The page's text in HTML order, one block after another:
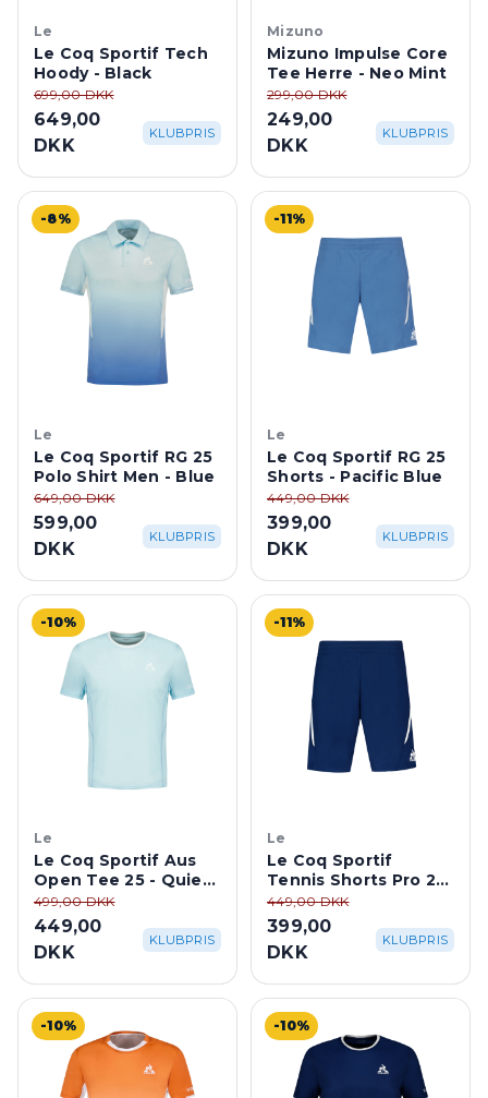
Le
Le Coq Sportif Tech
Hoody - Black
699,00 DKK
649,00
DKK
KLUBPRIS
Mizuno
Mizuno Impulse Core
Tee Herre - Neo Mint
299,00 DKK
249,00
DKK
KLUBPRIS
-8%
Le
Le Coq Sportif RG 25
Polo Shirt Men - Blue
649,00 DKK
599,00
DKK
KLUBPRIS
-11%
Le
Le Coq Sportif RG 25
Shorts - Pacific Blue
449,00 DKK
399,00
DKK
KLUBPRIS
-10%
Le
Le Coq Sportif Aus
Open Tee 25 - Quiet
Tide
499,00 DKK
449,00
DKK
KLUBPRIS
-11%
Le
Le Coq Sportif
Tennis Shorts Pro 25
- Estate Blue
449,00 DKK
399,00
DKK
KLUBPRIS
-10% -10%